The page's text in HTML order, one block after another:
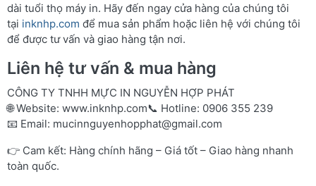
dài tuổi thọ máy in. Hãy đến ngay cửa hàng của chúng tôi
tại inknhp.com để mua sản phẩm hoặc liên hệ với chúng tôi
để được tư vấn và giao hàng tận nơi.
Liên hệ tư vấn & mua hàng
CÔNG TY TNHH MỰC IN NGUYỄN HỢP PHÁT
🌐 Website: www.inknhp.com📞 Hotline: 0906 355 239
📧 Email: mucinnguyenhopphat@gmail.com
👉 Cam kết: Hàng chính hãng – Giá tốt – Giao hàng nhanh
toàn quốc.